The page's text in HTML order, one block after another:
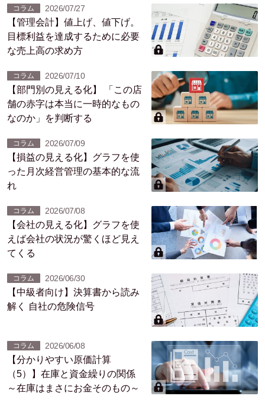
コラム 2026/07/27
【管理会計】値上げ、値下げ。
目標利益を達成するために必要
な売上高の求め方
コラム 2026/07/10
【部門別の見える化】 「この店
舗の赤字は本当に一時的なもの
なのか」を判断する
コラム 2026/07/09
【損益の見える化】グラフを使
った月次経営管理の基本的な流
れ
コラム 2026/07/08
【会社の見える化】グラフを使
えば会社の状況が驚くほど見え
てくる
コラム 2026/06/30
【中級者向け】決算書から読み
解く 自社の危険信号
コラム 2026/06/08
【分かりやすい原価計算
（5）】在庫と資金繰りの関係
～在庫はまさにお金そのもの～